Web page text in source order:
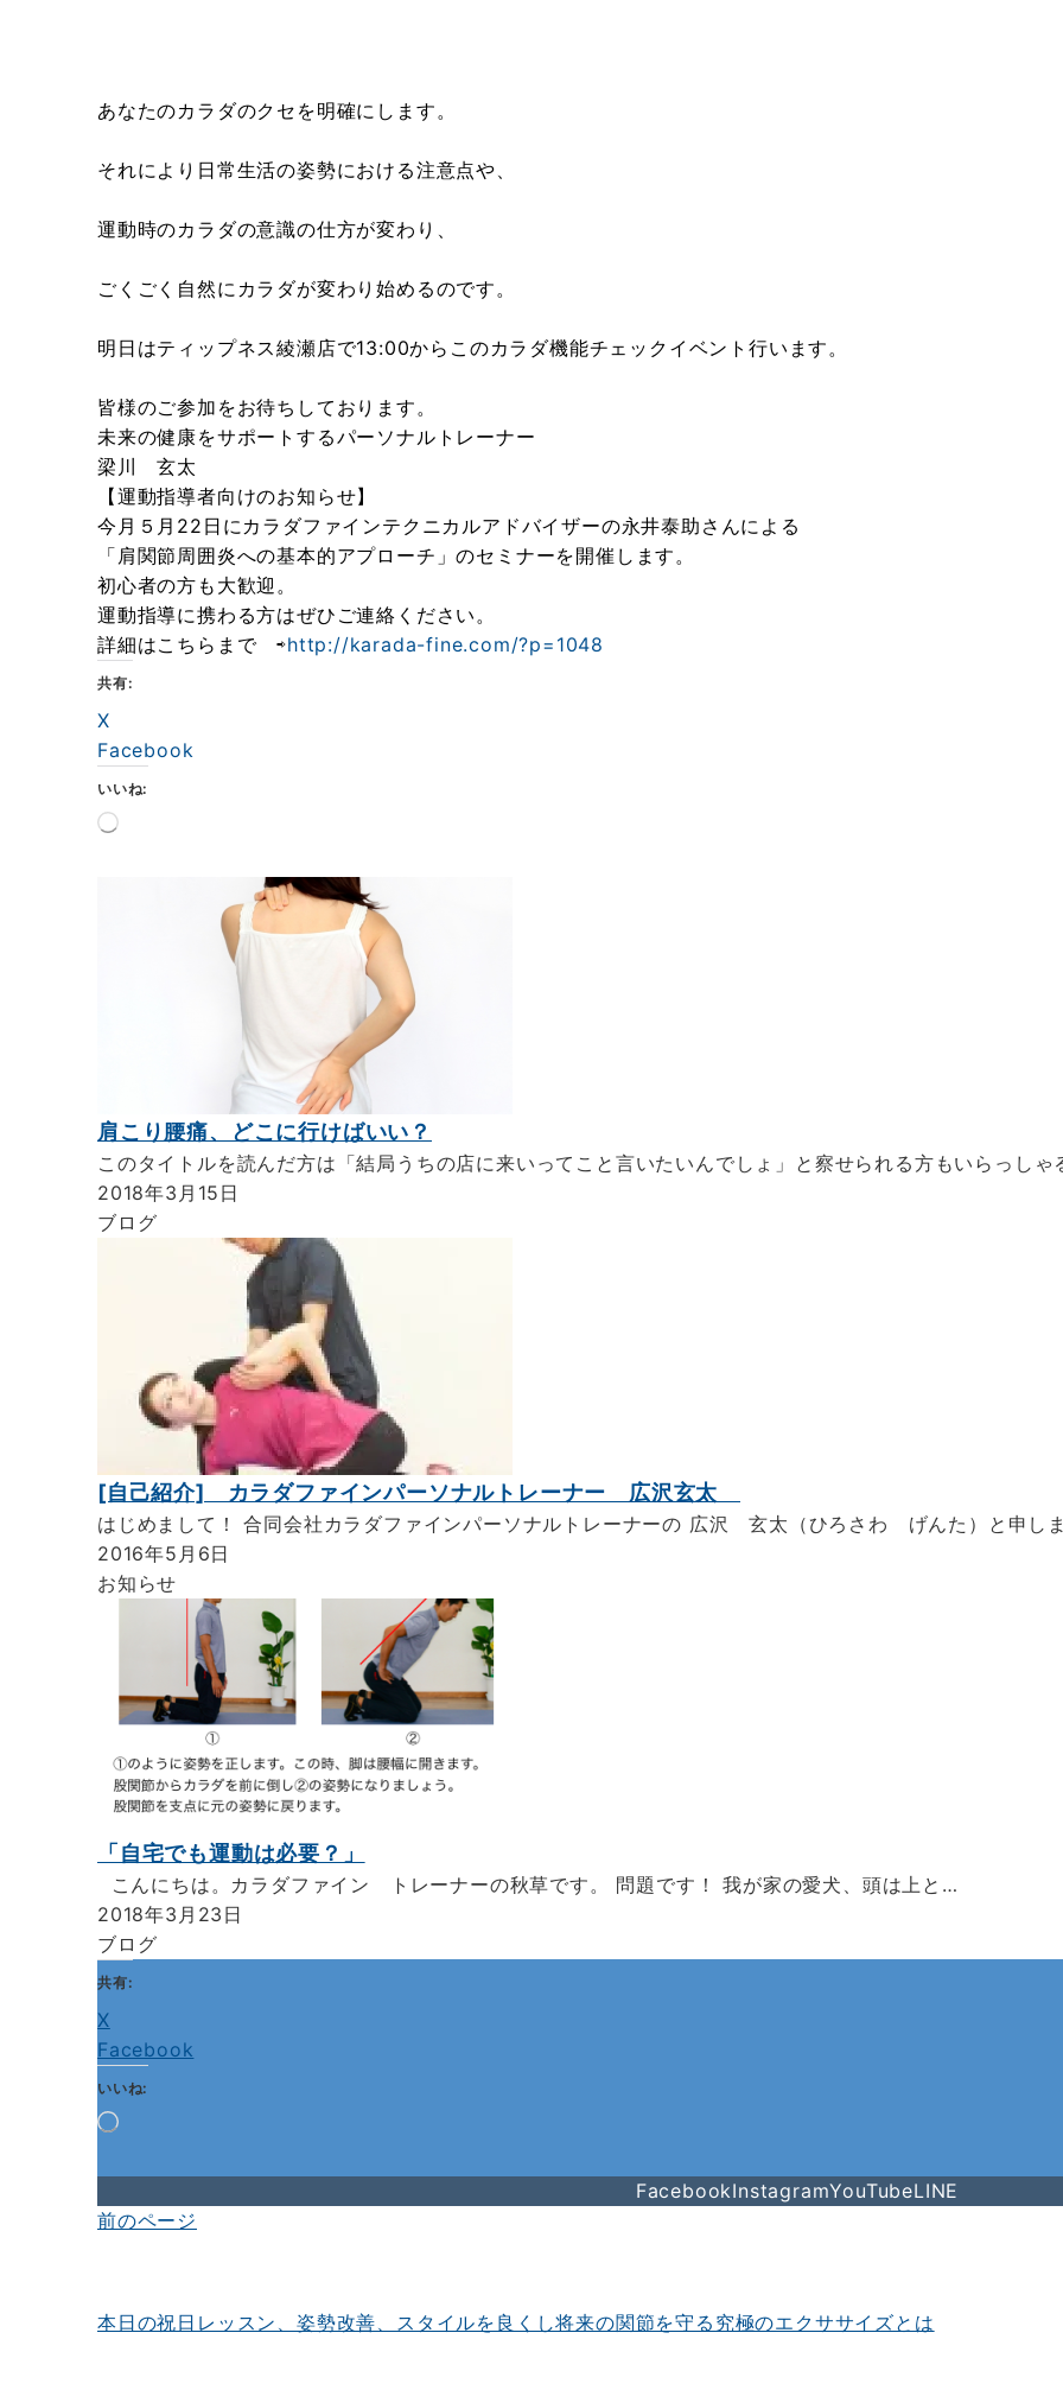
あなたのカラダのクセを明確にします。
それにより日常生活の姿勢における注意点や、
運動時のカラダの意識の仕方が変わり、
ごくごく自然にカラダが変わり始めるのです。
明日はティップネス綾瀬店で13:00からこのカラダ機能チェックイベント行います。
皆様のご参加をお待ちしております。
未来の健康をサポートするパーソナルトレーナー
梁川 玄太
【運動指導者向けのお知らせ】
今月５月22日にカラダファインテクニカルアドバイザーの永井泰助さんによる
「肩関節周囲炎への基本的アプローチ」のセミナーを開催します。
初心者の方も大歓迎。
運動指導に携わる方はぜひご連絡ください。
詳細はこちらまで ⇨http://karada-fine.com/?p=1048
共有:
X
Facebook
いいね:
読
肩こり腰痛、どこに行けばいい？
このタイトルを読んだ方は「結局うちの店に来いってこと言いたいんでしょ」と察せられる方もいらっし
2018年3月15日
ブログ
[自己紹介] カラダファインパーソナルトレーナー 広沢玄太
はじめまして！ 合同会社カラダファインパーソナルトレーナーの 広沢 玄太（ひろさわ げんた）と申し
2016年5月6日
お知らせ
「自宅でも運動は必要？」
こんにちは。カラダファイン トレーナーの秋草です。 問題です！ 我が家の愛犬、頭は上と…
2018年3月23日
ブログ
共有:
X
Facebook
いいね:
読
中…
FacebookInstagramYouTubeLINE
投
ナ
前のページ
本日の祝日レッスン、姿勢改善、スタイルを良くし将来の関節を守る究極のエクササイズとは